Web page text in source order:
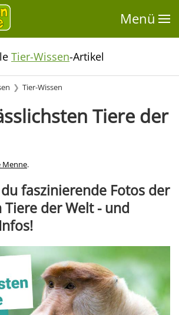
Menü
Tier-Wissen-Artikel
Tier-Wissen
Tiere der
Menne.
faszinierende Fotos der
Tiere der Welt - und